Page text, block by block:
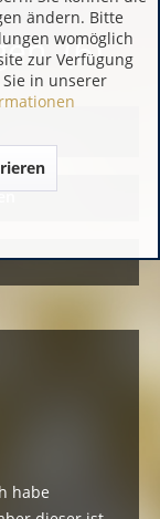
(6)
habe
ändern. Bitte
womöglich
zur Verfügung
in unserer